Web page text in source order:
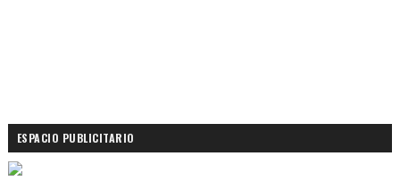
ESPACIO PUBLICITARIO